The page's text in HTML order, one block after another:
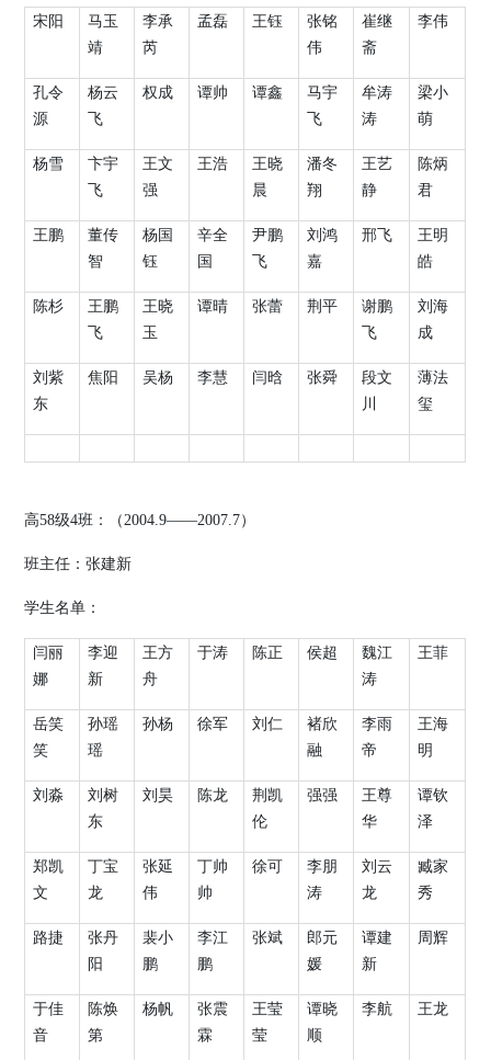
宋阳
马玉
靖
李承
芮
孟磊 王钰
张铭
伟
崔继
斋
李伟
孔令
源
杨云
飞
权成 谭帅 谭鑫
马宇
飞
牟涛
涛
梁小
萌
杨雪
卞宇
飞
王文
强
王浩
王晓
晨
潘冬
翔
王艺
静
陈炳
君
王鹏
董传
智
杨国
钰
辛全
国
尹鹏
飞
刘鸿
嘉
邢飞
王明
皓
陈杉
王鹏
飞
王晓
玉
谭晴 张蕾 荆平
谢鹏
飞
刘海
成
刘紫
东
焦阳 吴杨 李慧 闫晗 张舜
段文
川
薄法
玺
高58级4班：（2004.9——2007.7）
班主任：张建新
学生名单：
闫丽
娜
李迎
新
王方
舟
于涛 陈正 侯超
魏江
涛
王菲
岳笑
笑
孙瑶
瑶
孙杨 徐军 刘仁
褚欣
融
李雨
帝
王海
明
刘淼
刘树
东
刘昊 陈龙
荆凯
伦
强强
王尊
华
谭钦
泽
郑凯
文
丁宝
龙
张延
伟
丁帅
帅
徐可
李朋
涛
刘云
龙
臧家
秀
路捷
张丹
阳
裴小
鹏
李江
鹏
张斌
郎元
媛
谭建
新
周辉
于佳
音
陈焕
第
杨帆
张震
霖
王莹
莹
谭晓
顺
李航 王龙